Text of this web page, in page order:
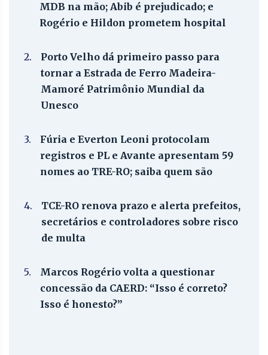
MDB na mão; Abib é prejudicado; e
Rogério e Hildon prometem hospital
2.
Porto Velho dá primeiro passo para
tornar a Estrada de Ferro Madeira-
Mamoré Patrimônio Mundial da
Unesco
3.
Fúria e Everton Leoni protocolam
registros e PL e Avante apresentam 59
nomes ao TRE-RO; saiba quem são
4.
TCE-RO renova prazo e alerta prefeitos,
secretários e controladores sobre risco
de multa
5.
Marcos Rogério volta a questionar
concessão da CAERD: “Isso é correto?
Isso é honesto?”